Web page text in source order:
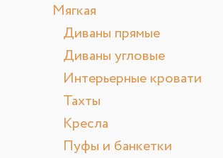
Мягкая
Диваны прямые
Диваны угловые
Интерьерные кровати
Тахты
Кресла
Пуфы и банкетки